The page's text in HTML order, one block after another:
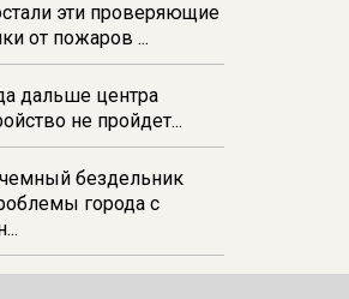
эти проверяющие
от пожаров ...
дальше центра
не пройдет...
бездельник
города с